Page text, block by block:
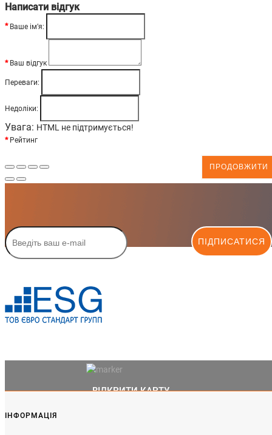
Написати відгук
Ваше ім’я:
Ваш відгук
Переваги:
Недоліки:
Увага: HTML не підтримується!
Рейтинг
ПРОДОВЖИТИ
ПІДПИСАТИСЯ
ВІДКРИТИ КАРТУ
ІНФОРМАЦІЯ